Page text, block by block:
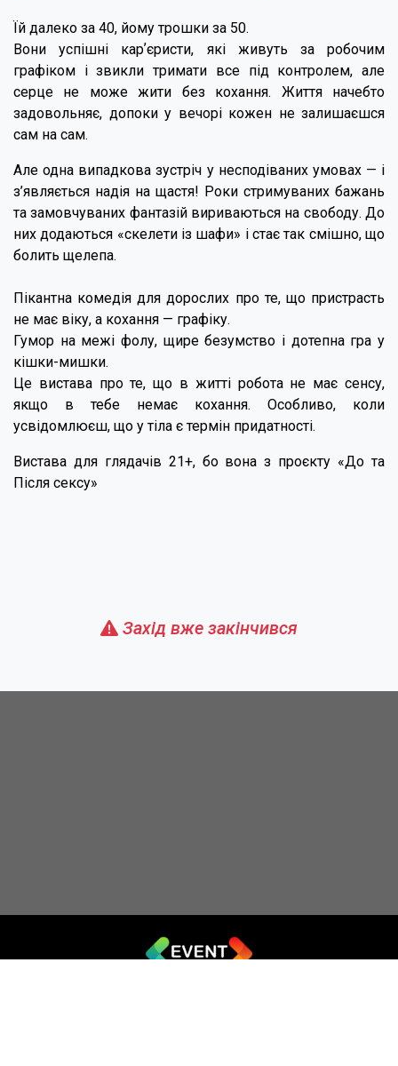
Їй далеко за 40, йому трошки за 50.
Вони успішні карʼєристи, які живуть за робочим
графіком і звикли тримати все під контролем, але
серце не може жити без кохання. Життя начебто
задовольняє, допоки у вечорі кожен не залишаєшся
сам на сам.
Але одна випадкова зустріч у несподіваних умовах — і
з’являється надія на щастя! Роки стримуваних бажань
та замовчуваних фантазій вириваються на свободу. До
них додаються «скелети із шафи» і стає так смішно, що
болить щелепа.
Пікантна комедія для дорослих про те, що пристрасть
не має віку, а кохання — графіку.
Гумор на межі фолу, щире безумство і дотепна гра у
кішки-мишки.
Це вистава про те, що в житті робота не має сенсу,
якщо в тебе немає кохання. Особливо, коли
усвідомлюєш, що у тіла є термін придатності.
Вистава для глядачів 21+, бо вона з проєкту «До та
Після сексу»
Захід вже закінчився